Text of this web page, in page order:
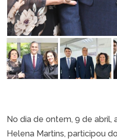
No dia de ontem, 9 de abril,
Helena Martins, participou